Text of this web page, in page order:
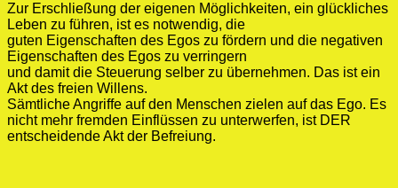
Zur Erschließung der eigenen Möglichkeiten, ein glückliches
Leben zu führen, ist es notwendig, die
guten Eigenschaften des Egos zu fördern und die negativen
Eigenschaften des Egos zu verringern
und damit die Steuerung selber zu übernehmen. Das ist ein
Akt des freien Willens.
Sämtliche Angriffe auf den Menschen zielen auf das Ego. Es
nicht mehr fremden Einflüssen zu unterwerfen, ist DER
entscheidende Akt der Befreiung.